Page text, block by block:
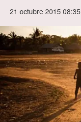
21 octubre 2015 08:35